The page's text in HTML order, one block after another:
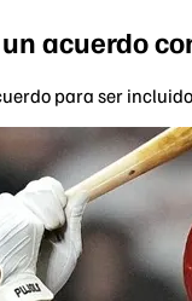
acuerdo
para ser